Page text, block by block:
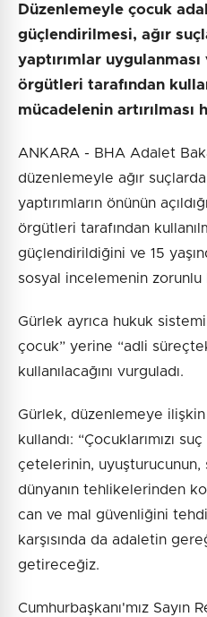
Düzenlemeyle çocuk
güçlendirilmesi, ağır
yaptırımlar uygulanması
örgütleri tarafından
mücadelenin artırılması
ANKARA - BHA Adalet
düzenlemeyle ağır suçlarda
yaptırımların önünün
örgütleri tarafından
güçlendirildiğini ve 15
sosyal incelemenin
Gürlek ayrıca hukuk
çocuk” yerine “adli
kullanılacağını vurguladı.
Gürlek, düzenlemeye ilişkin
kullandı: “Çocuklarımızı
çetelerinin, uyuşturucunun,
dünyanın tehlikelerinden
can ve mal güvenliğini
karşısında da adaletin
getireceğiz.
Cumhurbaşkanı'mız Sayın